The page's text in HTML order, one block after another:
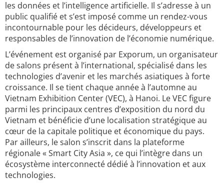
les données et l’intelligence artificielle. Il s’adresse à un
public qualifié et s’est imposé comme un rendez-vous
incontournable pour les décideurs, développeurs et
responsables de l’innovation de l’économie numérique.
L’événement est organisé par Exporum, un organisateur
de salons présent à l’international, spécialisé dans les
technologies d’avenir et les marchés asiatiques à forte
croissance. Il se tient chaque année à l’automne au
Vietnam Exhibition Center (VEC), à Hanoi. Le VEC figure
parmi les principaux centres d’exposition du nord du
Vietnam et bénéficie d’une localisation stratégique au
cœur de la capitale politique et économique du pays.
Par ailleurs, le salon s’inscrit dans la plateforme
régionale « Smart City Asia », ce qui l’intègre dans un
écosystème interconnecté dédié à l’innovation et aux
technologies.